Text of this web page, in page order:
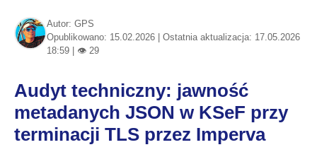
Autor: GPS
Opublikowano: 15.02.2026 | Ostatnia aktualizacja: 17.05.2026
18:59 | 👁 29
Audyt techniczny: jawność
metadanych JSON w KSeF przy
terminacji TLS przez Imperva